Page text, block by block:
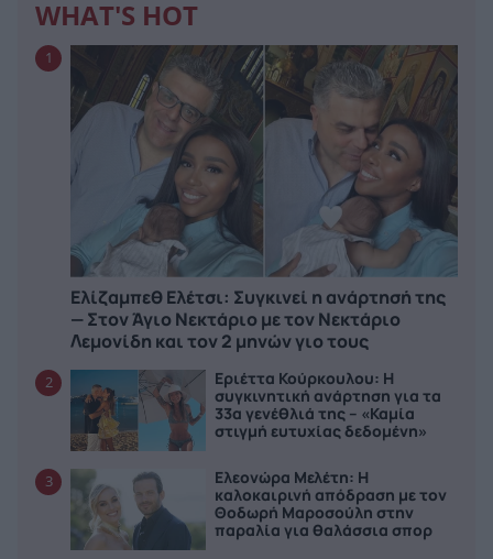
WHAT'S HOT
1
Ελίζαμπεθ Ελέτσι: Συγκινεί η ανάρτησή της
— Στον Άγιο Νεκτάριο με τον Νεκτάριο
Λεμονίδη και τον 2 μηνών γιο τους
2
Εριέττα Κούρκουλου: Η
συγκινητική ανάρτηση για τα
33α γενέθλιά της – «Καμία
στιγμή ευτυχίας δεδομένη»
3
Ελεονώρα Μελέτη: Η
καλοκαιρινή απόδραση με τον
Θοδωρή Μαροσούλη στην
παραλία για θαλάσσια σπορ